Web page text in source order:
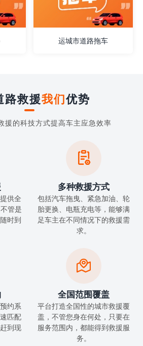
运城市道路拖车
路救援我们优势
援的科技方式提高车主应急效率
供全
管是
时到

多种救援方式
包括汽车拖曳、紧急加油、轮
胎更换、电瓶充电等，能够满
足车主在不同情况下的救援需
求。
约系
匹配
到现

全国范围覆盖
平台打造全国性的城市救援覆
盖，不管您身在何处，只要在
服务范围内，都能得到救援服
务。